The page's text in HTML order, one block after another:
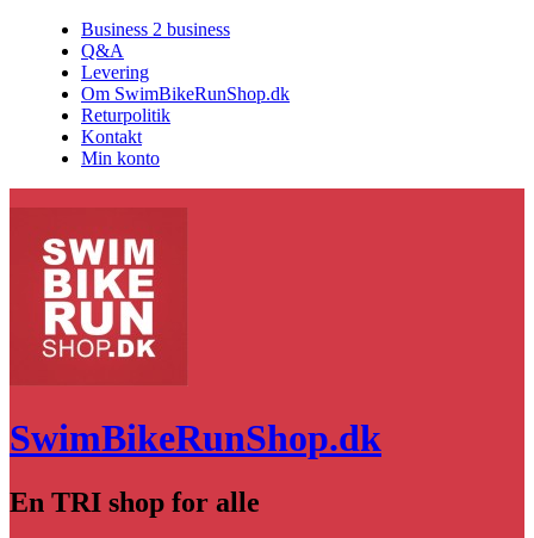
Business 2 business
Q&A
Levering
Om SwimBikeRunShop.dk
Returpolitik
Kontakt
Min konto
SwimBikeRunShop.dk
En TRI shop for alle